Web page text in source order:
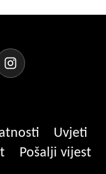
Uvjeti
Pošalji vijest